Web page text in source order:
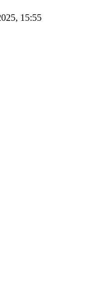
15:55